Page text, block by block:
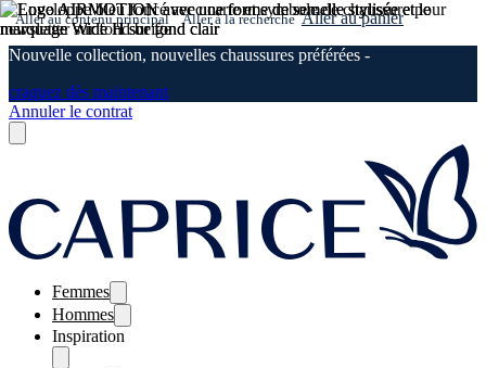
Aller au contenu principal Aller à la recherche Aller au panier
Nouvelle collection, nouvelles chaussures préférées -
craquez dès maintenant
Annuler le contrat
Femmes
Hommes
Inspiration